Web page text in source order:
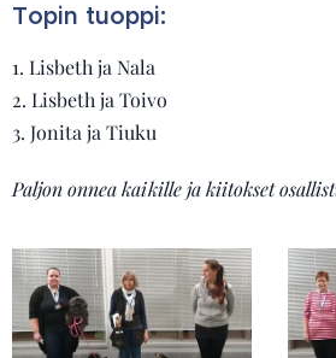
Topin tuoppi:
1. Lisbeth ja Nala
2. Lisbeth ja Toivo
3. Jonita ja Tiuku
Paljon onnea kaikille ja kiitokset